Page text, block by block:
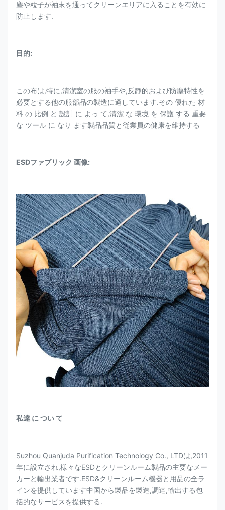
塵や粒子が袖末を通ってクリーンエリアに入ることを有効に
防止します.
目的:
この布は,特に,清潔室の服の袖手や,反静的および防塵特性を
必要とする他の服部品の製造に適しています.その 優れた 材
料 の 比例 と 設計 に よっ て,清潔 な 環境 を 保護 する 重要
な ツール に なり ます製品品質と従業員の健康を維持する
ESDファブリック 画像:
私達 に つい て
Suzhou Quanjuda Purification Technology Co., LTDは,2011
年に設立され,様々なESDとクリーンルーム製品の主要なメー
カーと輸出業者です.ESD&クリーンルーム機器と用品の全ラ
インを提供しています中国から製品を製造,調達,輸出する包
括的なサービスを提供する.